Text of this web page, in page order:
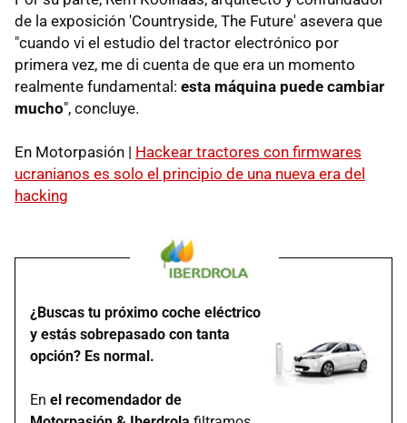
de la exposición 'Countryside, The Future' asevera que
"cuando vi el estudio del tractor electrónico por
primera vez, me di cuenta de que era un momento
realmente fundamental: esta máquina puede cambiar
mucho", concluye.
En Motorpasión | Hackear tractores con firmwares
ucranianos es solo el principio de una nueva era del
hacking
¿Buscas tu próximo coche eléctrico
y estás sobrepasado con tanta
opción? Es normal.
En el recomendador de